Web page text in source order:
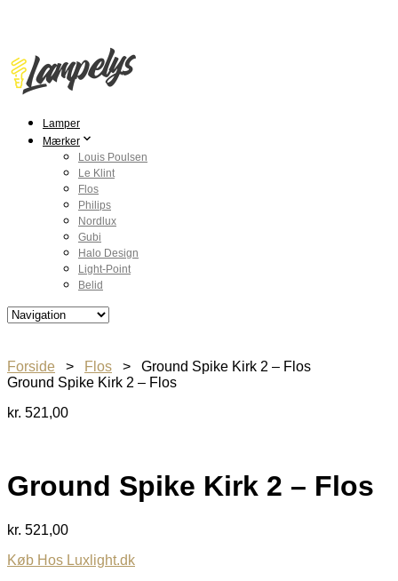
Lamper
Mærker
Louis Poulsen
Le Klint
Flos
Philips
Nordlux
Gubi
Halo Design
Light-Point
Belid
Forside > Flos > Ground Spike Kirk 2 – Flos
Ground Spike Kirk 2 – Flos
kr. 521,00
Ground Spike Kirk 2 – Flos
kr. 521,00
Køb Hos Luxlight.dk